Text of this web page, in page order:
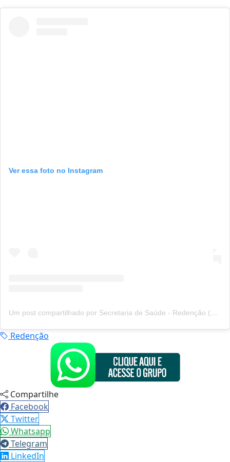
Ver essa foto no Instagram
Um post compartilhado por Secretaria de Saúde - Redenção (@sauderedencaopa)
Redenção
Compartilhe
Facebook
Twitter
Whatsapp
Telegram
LinkedIn